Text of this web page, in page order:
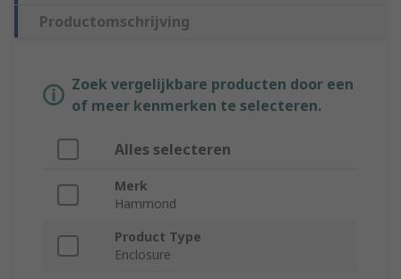
Productomschrijving
Zoek vergelijkbare producten door een
of meer kenmerken te selecteren.
Alles selecteren
Merk
Hammond
Product Type
Enclosure